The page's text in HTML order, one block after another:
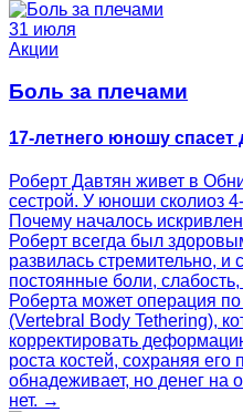
31 июля
Акции
Боль за плечами
17-летнего юношу спасет
Роберт Давтян живет в
сестрой. У юноши сколиоз
Почему началось
Роберт всегда был
развилась стремительно, и
постоянные боли,
Роберта может операция
(Vertebral Body Tethering),
корректировать
роста костей, сохраняя
обнадеживает, но денег
нет. →